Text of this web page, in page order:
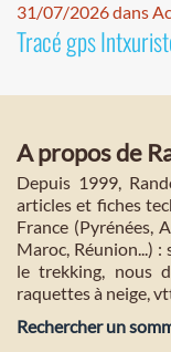
31/07/2026 dans
Tracé gps
A propos de
Depuis 1999,
articles et fiches
France (Pyrénées,
Maroc, Réunion...)
le trekking, nous
raquettes à neige,
Rechercher un